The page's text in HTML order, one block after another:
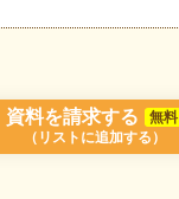
資料を請求する
無料
（リストに追加する）